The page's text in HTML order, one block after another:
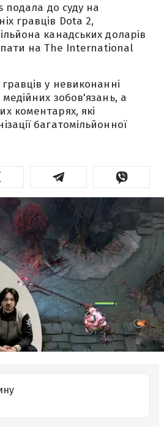
подала до суду на
гравців Dota 2,
канадських доларів
на The International
у невиконанні
зобов'язань, а
коментарях, які
багатомільйонної